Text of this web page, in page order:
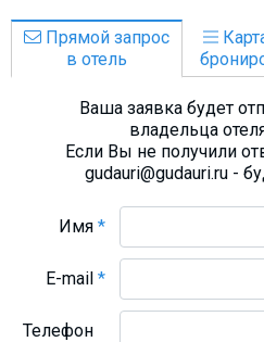
Прямой запрос
в отель
Ваша заявка будет
владельца
Если Вы не получили
gudauri@gudauri.ru -
Имя*
E-mail*
Телефон